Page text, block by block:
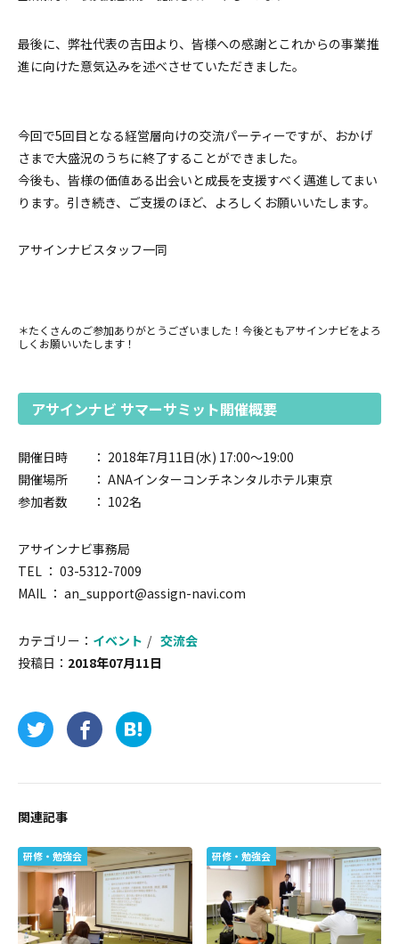
最後に、弊社代表の吉田より、皆様への感謝とこれからの事業推
進に向けた意気込みを述べさせていただきました。
今回で5回目となる経営層向けの交流パーティーですが、おかげ
さまで大盛況のうちに終了することができました。
今後も、皆様の価値ある出会いと成長を支援すべく邁進してまい
ります。引き続き、ご支援のほど、よろしくお願いいたします。
アサインナビスタッフ一同
＊たくさんのご参加ありがとうございました！今後ともアサインナビをよろ
しくお願いいたします！
アサインナビ サマーサミット開催概要
開催日時 ： 2018年7月11日(水) 17:00～19:00
開催場所 ： ANAインターコンチネンタルホテル東京
参加者数 ： 102名
アサインナビ事務局
TEL ： 03-5312-7009
MAIL ： an_support@assign-navi.com
カテゴリー： イベント
交流会
投稿日： 2018年07月11日
関連記事
研修・勉強会 研修・勉強会